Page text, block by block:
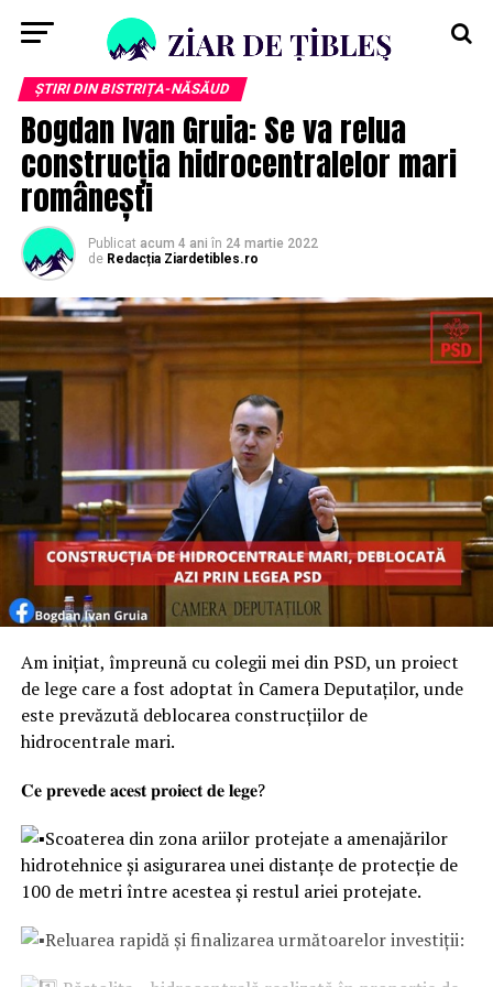
ȘTIRI DIN BISTRIȚA-NĂSĂUD
Bogdan Ivan Gruia: Se va relua
construcția hidrocentralelor mari
românești
Publicat acum 4 ani în 24 martie 2022
de Redacția Ziardetibles.ro
Am inițiat, împreună cu colegii mei din PSD, un proiect
de lege care a fost adoptat în Camera Deputaților, unde
este prevăzută deblocarea construcțiilor de
hidrocentrale mari.
𝐂𝐞 𝐩𝐫𝐞𝐯𝐞𝐝𝐞 𝐚𝐜𝐞𝐬𝐭 𝐩𝐫𝐨𝐢𝐞𝐜𝐭 𝐝𝐞 𝐥𝐞𝐠𝐞?
Scoaterea din zona ariilor protejate a amenajărilor
hidrotehnice și asigurarea unei distanțe de protecție de
100 de metri între acestea și restul ariei protejate.
Reluarea rapidă și finalizarea următoarelor investiții: